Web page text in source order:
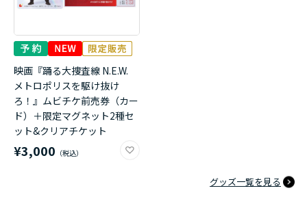
映画『踊る大捜査線 N.E.W.
メトロポリスを駆け抜け
ろ！』ムビチケ前売券（カー
ド）＋限定マグネット2種セ
ット&クリアチケット
¥3,000
グッズ一覧を見る